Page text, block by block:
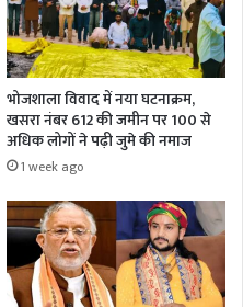
भोजशाला विवाद में नया घटनाक्रम,
खसरा नंबर 612 की जमीन पर 100 से
अधिक लोगों ने पढ़ी जुमे की नमाज
1 week ago